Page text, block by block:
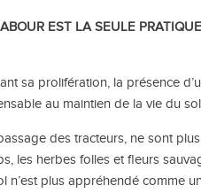
EST LA SEULE
sa prolifération, la présence
au maintien de la vie du
des tracteurs, ne sont
les herbes folles et fleurs
n’est plus appréhendé comme